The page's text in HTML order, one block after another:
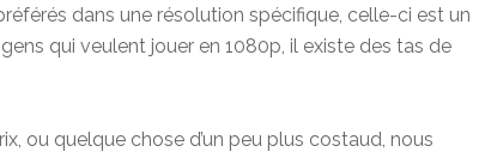
dans une résolution spécifique, celle-ci est un
qui veulent jouer en 1080p, il existe des tas de
ou quelque chose d’un peu plus costaud, nous